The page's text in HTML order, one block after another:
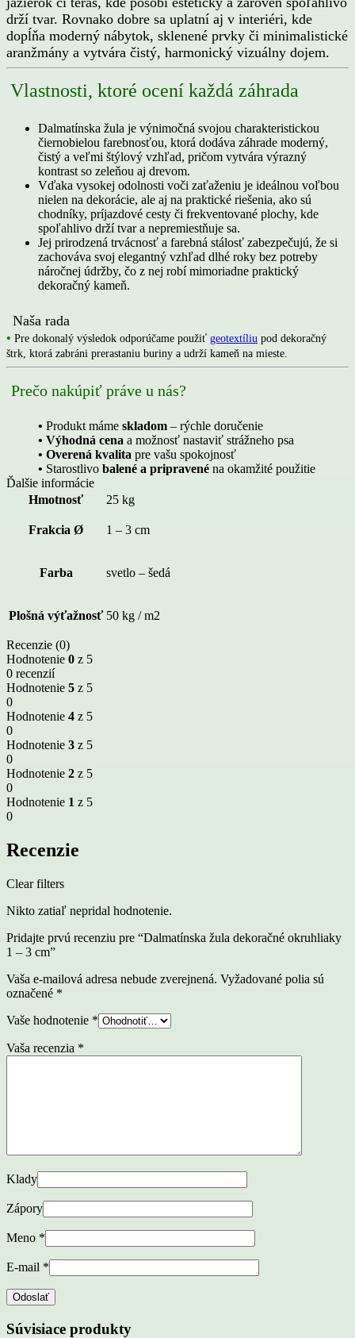
drží tvar. Rovnako dobre sa uplatní aj v interiéri, kde
dopĺňa moderný nábytok, sklenené prvky či minimalistické
aranžmány a vytvára čistý, harmonický vizuálny dojem.
Vlastnosti, ktoré ocení každá záhrada
Dalmatínska žula je výnimočná svojou charakteristickou
čiernobielou farebnosťou, ktorá dodáva záhrade moderný,
čistý a veľmi štýlový vzhľad, pričom vytvára výrazný
kontrast so zeleňou aj drevom.
Vďaka vysokej odolnosti voči zaťaženiu je ideálnou voľbou
nielen na dekorácie, ale aj na praktické riešenia, ako sú
chodníky, príjazdové cesty či frekventované plochy, kde
spoľahlivo drží tvar a nepremiestňuje sa.
Jej prirodzená trvácnosť a farebná stálosť zabezpečujú, že si
zachováva svoj elegantný vzhľad dlhé roky bez potreby
náročnej údržby, čo z nej robí mimoriadne praktický
dekoračný kameň.
Naša rada
• Pre dokonalý výsledok odporúčame použiť geotextíliu pod dekoračný
štrk, ktorá zabráni prerastaniu buriny a udrží kameň na mieste.
Prečo nakúpiť práve u nás?
• Produkt máme skladom – rýchle doručenie
• Výhodná cena a možnosť nastaviť strážneho psa
• Overená kvalita pre vašu spokojnosť
• Starostlivo balené a pripravené na okamžité použitie
Ďalšie informácie
Hmotnosť
25 kg
Frakcia Ø 1 – 3 cm
Farba svetlo – šedá
Plošná výťažnosť 50 kg / m2
Recenzie (0)
Hodnotenie 0 z 5
0 recenzií
Hodnotenie 5 z 5
0
Hodnotenie 4 z 5
0
Hodnotenie 3 z 5
0
Hodnotenie 2 z 5
0
Hodnotenie 1 z 5
0
Recenzie
Clear filters
Nikto zatiaľ nepridal hodnotenie.
Pridajte prvú recenziu pre “Dalmatínska žula dekoračné okruhliaky
1 – 3 cm”
Vaša e-mailová adresa nebude zverejnená. Vyžadované polia sú
označené *
Vaše hodnotenie *
Vaša recenzia *
Klady
Zápory
Meno *
E-mail *
Súvisiace produkty